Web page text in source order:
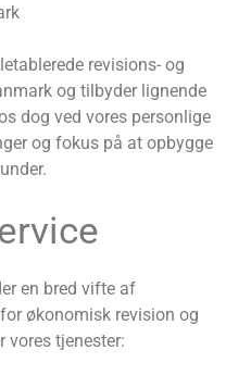
revisions- og
og tilbyder lignende
dog ved vores personlige
og fokus på at opbygge
en bred vifte af
økonomisk revision og
vores tjenester: